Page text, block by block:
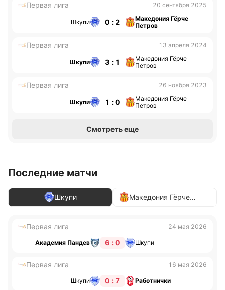
Первая лига 20 сентября 2025
Шкупи 0 : 2
Македония Гёрче
Петров
Первая лига 13 апреля 2024
Шкупи 3 : 1
Македония Гёрче
Петров
Первая лига 26 ноября 2023
Шкупи 1 : 0
Македония Гёрче
Петров
Смотреть еще
Последние матчи
Шкупи
Македония Гёрче
Первая лига 24 мая 2026
Академия Пандев 6 : 0 Шкупи
Первая лига 16 мая 2026
Шкупи 0 : 7 Работнички